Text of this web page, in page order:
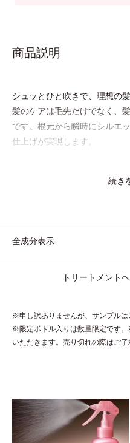
商品説明
シュッとひと吹きで、理想の
髪のケアは毛先だけでなく、
です。根元から瞬時にシルエ
仕上げが実現します。
大きく左右する重要な美髪成
夜のドライヤー前に使えば、
合＝浸透性毛髪補修成分●低分
湿成分
※アレルギーテスト済＝全ての
ことではありません。
続き
全成分表示
トリートメント
※申し訳ありませんが、サンプルは
※限定ボトル入りは数量限定です
いただきます。売り切れの際はご了